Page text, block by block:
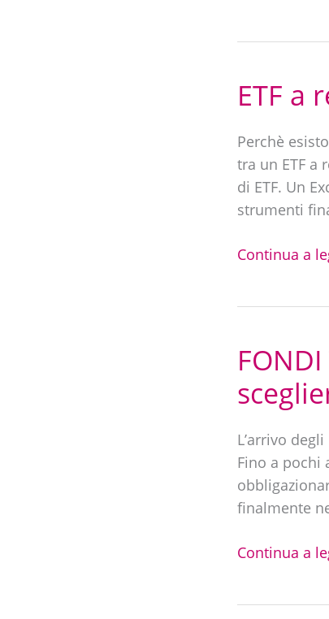
ETF a
Perchè
tra un ETF a
di ETF. Un
strumenti
ETF
a
replica
fisica
o
sintetica
Cosa
Continua a
L’arrivo
Fino a pochi
finalmente
FONDI
TARGET
DATE
Italia:
Cosa
sono
e
scegliere?
Continua a